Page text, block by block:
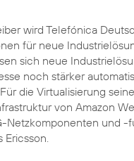
wird Telefónica
für neue
sich neue
noch stärker
die Virtualisierung
von Amazon
Netzkomponenten und
Ericsson.